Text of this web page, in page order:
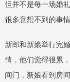
但并不是每一场婚
很多意想不到的事
新郎和新娘举行完
情，他们觉得很累
间门，新娘看到房